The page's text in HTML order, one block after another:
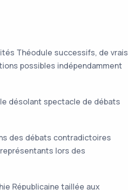
Théodule successifs, de vrais
possibles indépendamment
désolant spectacle de débats
des débats contradictoires
lors des
Républicaine taillée aux